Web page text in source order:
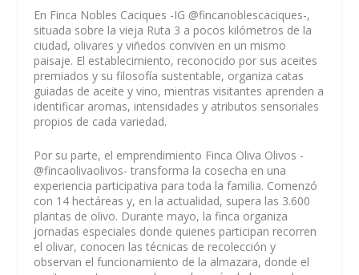
En Finca Nobles Caciques -IG @fincanoblescaciques-,
situada sobre la vieja Ruta 3 a pocos kilómetros de la
ciudad, olivares y viñedos conviven en un mismo
paisaje. El establecimiento, reconocido por sus aceites
premiados y su filosofía sustentable, organiza catas
guiadas de aceite y vino, mientras visitantes aprenden a
identificar aromas, intensidades y atributos sensoriales
propios de cada variedad.
Por su parte, el emprendimiento Finca Oliva Olivos -
@fincaolivaolivos- transforma la cosecha en una
experiencia participativa para toda la familia. Comenzó
con 14 hectáreas y, en la actualidad, supera las 3.600
plantas de olivo. Durante mayo, la finca organiza
jornadas especiales donde quienes participan recorren
el olivar, conocen las técnicas de recolección y
observan el funcionamiento de la almazara, donde el